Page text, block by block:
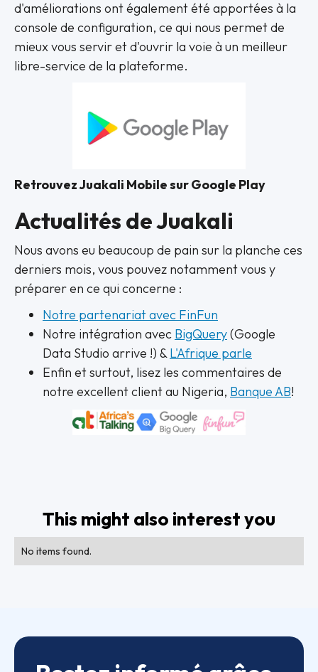
d'améliorations ont également été apportées à la
console de configuration, ce qui nous permet de
mieux vous servir et d'ouvrir la voie à un meilleur
libre-service de la plateforme.
Retrouvez Juakali Mobile sur Google Play
Actualités de Juakali
Nous avons eu beaucoup de pain sur la planche ces
derniers mois, vous pouvez notamment vous y
préparer en ce qui concerne :
Notre partenariat avec FinFun
Notre intégration avec BigQuery(Google
Data Studio arrive !) &L'Afrique parle
Enfin et surtout, lisez les commentaires de
notre excellent client au Nigeria, Banque AB!
This might also interest you
No items found.